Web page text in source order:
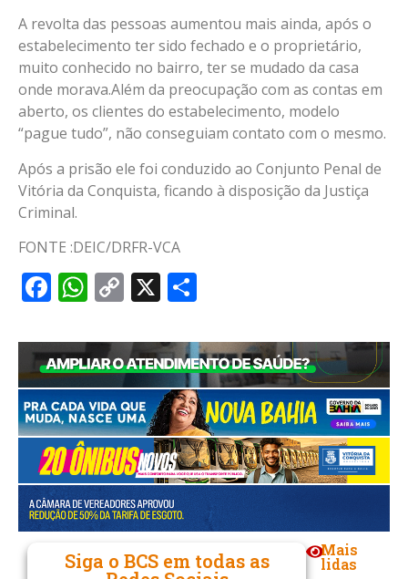
A revolta das pessoas aumentou mais ainda, após o
estabelecimento ter sido fechado e o proprietário,
muito conhecido no bairro, ter se mudado da casa
onde morava.Além da preocupação com as contas em
aberto, os clientes do estabelecimento, modelo
“pague tudo”, não conseguiam contato com o mesmo.
Após a prisão ele foi conduzido ao Conjunto Penal de
Vitória da Conquista, ficando à disposição da Justiça
Criminal.
FONTE :DEIC/DRFR-VCA
Facebook
WhatsApp
Copy
X
Siga o BCS em todas as Mais
lidas